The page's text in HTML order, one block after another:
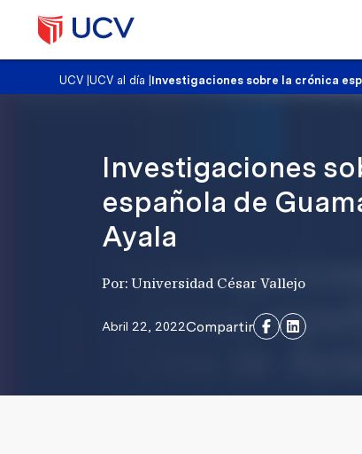
UCV |UCV al día Investigaciones sobre la crónica
Investigaciones
española de
Ayala
Por: Universidad César Vallejo
Abril 22, 2022Compartir